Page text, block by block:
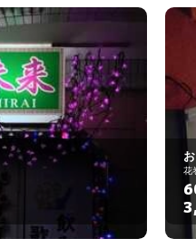
おじょうさん
花巻市石鳥谷町好地
飲み放題
3,000円